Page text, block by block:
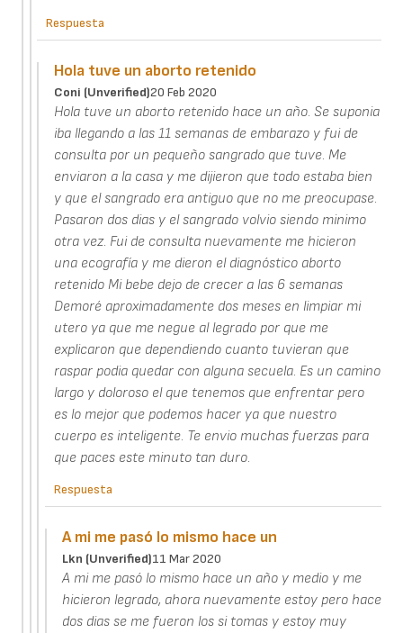
Respuesta
Hola tuve un aborto retenido
Coni (unverified)20 Feb 2020
Hola tuve un aborto retenido hace un año. Se suponia
iba llegando a las 11 semanas de embarazo y fui de
consulta por un pequeño sangrado que tuve. Me
enviaron a la casa y me dijieron que todo estaba bien
y que el sangrado era antiguo que no me preocupase.
Pasaron dos dias y el sangrado volvio siendo minimo
otra vez. Fui de consulta nuevamente me hicieron
una ecografía y me dieron el diagnóstico aborto
retenido Mi bebe dejo de crecer a las 6 semanas
Demoré aproximadamente dos meses en limpiar mi
utero ya que me negue al legrado por que me
explicaron que dependiendo cuanto tuvieran que
raspar podia quedar con alguna secuela. Es un camino
largo y doloroso el que tenemos que enfrentar pero
es lo mejor que podemos hacer ya que nuestro
cuerpo es inteligente. Te envio muchas fuerzas para
que paces este minuto tan duro.
Respuesta
A mi me pasó lo mismo hace un
Lkn (unverified)11 Mar 2020
A mi me pasó lo mismo hace un año y medio y me
hicieron legrado, ahora nuevamente estoy pero hace
dos dias se me fueron los si tomas y estoy muy